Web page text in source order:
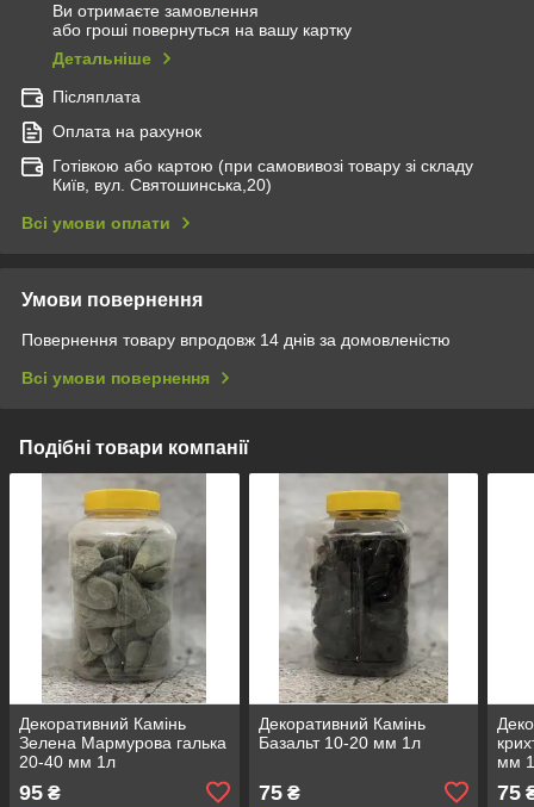
Ви отримаєте замовлення
або гроші повернуться на вашу картку
Детальніше
Післяплата
Оплата на рахунок
Готівкою або картою (при самовивозі товару зі складу
Київ, вул. Святошинська,20)
Всі умови оплати
Умови повернення
Повернення товару впродовж 14 днів за домовленістю
Всі умови повернення
Подібні товари компанії
Декоративний Камінь
Зелена Мармурова галька
20-40 мм 1л
95 ₴
Декоративний Камінь
Базальт 10-20 мм 1л
75₴
мм
75